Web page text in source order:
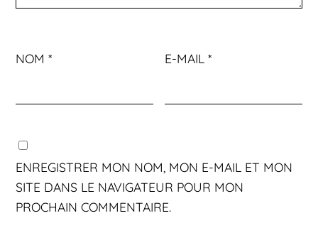
NOM* E-MAIL*
ENREGISTRER MON NOM, MON E-MAIL ET MON
SITE DANS LE NAVIGATEUR POUR MON
PROCHAIN COMMENTAIRE.